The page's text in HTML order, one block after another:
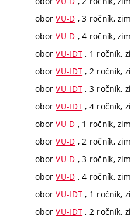
oborVU-D , 3 ročník,
oborVU-D , 4 ročník,
oborVU-IDT , 1 ročník,
oborVU-IDT , 2 ročník,
oborVU-IDT , 3 ročník,
oborVU-IDT , 4 ročník,
oborVU-D , 1 ročník,
oborVU-D , 2 ročník,
oborVU-D , 3 ročník,
oborVU-D , 4 ročník,
oborVU-IDT , 1 ročník,
oborVU-IDT , 2 ročník,